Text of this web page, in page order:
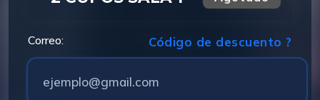
Correo: Código de descuento ?